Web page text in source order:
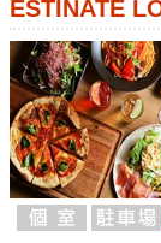
ESTINATE